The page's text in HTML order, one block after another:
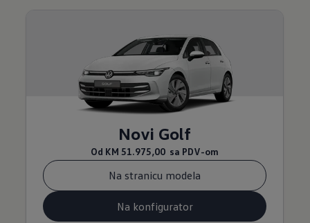
Novi Golf
Od KM 51.975,00 sa PDV-om
Na stranicu modela
Na konfigurator